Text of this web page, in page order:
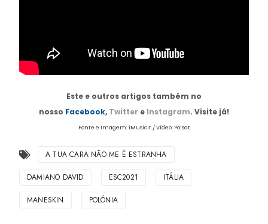
Este e outros artigos também no
nosso Facebook, Twitter e Instagram. Visite já!
Fonte e Imagem: iMusicIt / Vídeo: Polsat
A TUA CARA NÃO ME É ESTRANHA
DAMIANO DAVID ESC2021 ITÁLIA
MANESKIN POLÓNIA